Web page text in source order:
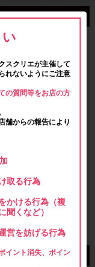
スクリエが主催して
れないようにご注意
の質問等をお店の方
舗からの報告により
取る行為
かける行為（複
聞くなど）
営を妨げる行為
イント消失、ポイン